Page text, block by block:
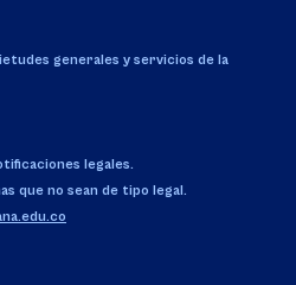
generales y servicios de la
legales.
que no sean de tipo legal.